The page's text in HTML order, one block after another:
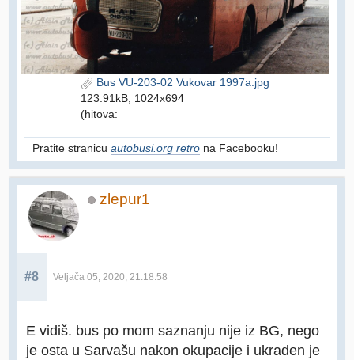
Bus VU-203-02 Vukovar 1997a.jpg
123.91kB, 1024x694
(hitova:
Pratite stranicu autobusi.org retro na Facebooku!
zlepur1
#8 Veljača 05, 2020, 21:18:58
E vidiš. bus po mom saznanju nije iz BG, nego
je osta u Sarvašu nakon okupacije i ukraden je